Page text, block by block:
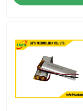
Productos